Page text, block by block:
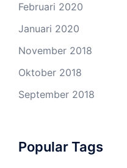
Februari 2020
Januari 2020
November 2018
Oktober 2018
September 2018
Popular Tags